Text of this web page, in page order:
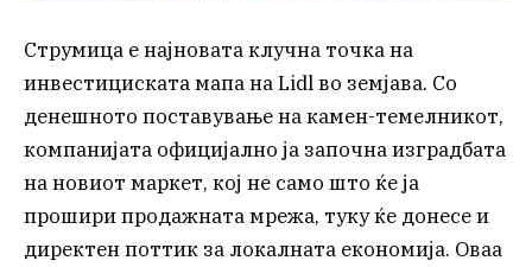
Струмица е најновата клучна точка на
инвестициската мапа на Lidl во земјава. Со
денешното поставување на камен-темелникот,
компанијата официјално ја започна изградбата
на новиот маркет, кој не само што ќе ја
прошири продажната мрежа, туку ќе донесе и
директен поттик за локалната економија. Оваа